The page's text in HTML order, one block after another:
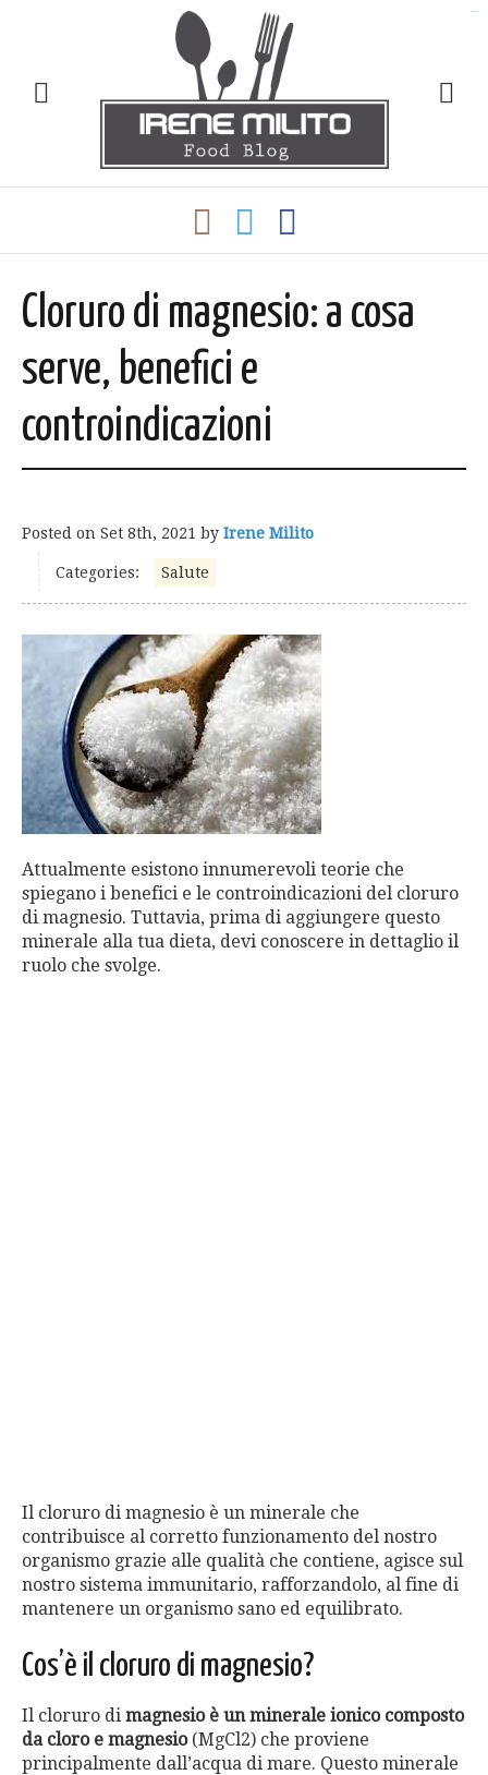
Cloruro di magnesio: a cosa
serve, benefici e
controindicazioni
Posted on Set 8th, 2021 by Irene Milito
Categories: Salute
Attualmente esistono innumerevoli teorie che
spiegano i benefici e le controindicazioni del cloruro
di magnesio. Tuttavia, prima di aggiungere questo
minerale alla tua dieta, devi conoscere in dettaglio il
ruolo che svolge.
Il cloruro di magnesio è un minerale che
contribuisce al corretto funzionamento del nostro
organismo grazie alle qualità che contiene, agisce sul
nostro sistema immunitario, rafforzandolo, al fine di
mantenere un organismo sano ed equilibrato.
Cos’è il cloruro di magnesio?
Il cloruro di magnesio è un minerale ionico composto
da cloro e magnesio(MgCl2) che proviene
principalmente dall’acqua di mare. Questo minerale